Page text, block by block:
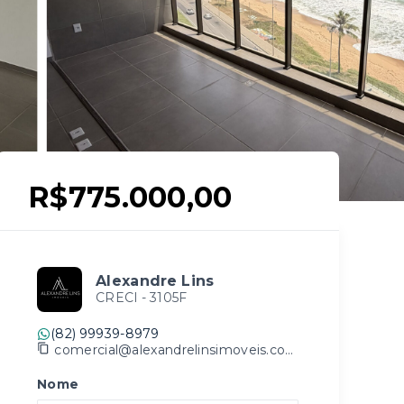
R$775.000,00
Alexandre Lins
CRECI - 3105F
(82) 99939-8979
comercial@alexandrelinsimoveis.com.br
Nome